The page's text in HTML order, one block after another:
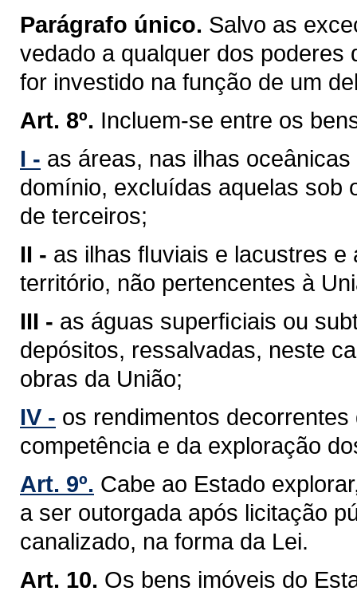
Parágrafo único. Salvo as
vedado a qualquer dos poderes
for investido na função de um
Art. 8º. Incluem-se entre os
I - as áreas, nas ilhas
domínio, excluídas aquelas sob
de terceiros;
II - as ilhas ﬂuviais e lacustres
território, não pertencentes à
III - as águas superﬁciais ou
depósitos, ressalvadas, neste
obras da União;
IV - os rendimentos
competência e da exploração
Art. 9º. Cabe ao Estado
a ser outorgada após licitação
canalizado, na forma da Lei.
Art. 10. Os bens imóveis do